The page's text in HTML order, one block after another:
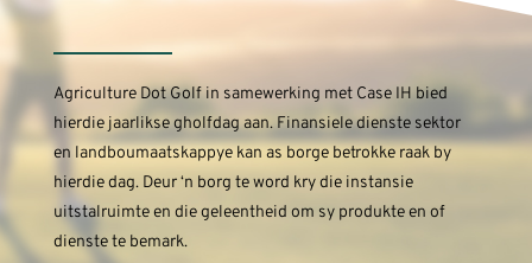
Agriculture Dot Golf in samewerking met Case IH bied
hierdie jaarlikse gholfdag aan. Finansiele dienste sektor
en landboumaatskappye kan as borge betrokke raak by
hierdie dag. Deur ‘n borg te word kry die instansie
uitstalruimte en die geleentheid om sy produkte en of
dienste te bemark.